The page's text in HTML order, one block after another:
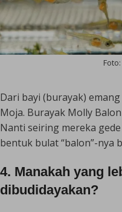
Dari bayi (burayak)
Moja. Burayak Molly
Nanti seiring mereka
bentuk bulat “balon”-nya
4. Manakah yang
dibudidayakan?